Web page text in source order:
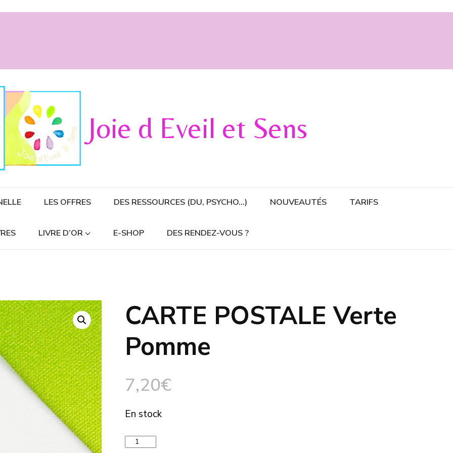
Joie d Eveil et Sens
LES OFFRES DES RESSOURCES (DU, PSYCHO…) NOUVEAUTÉS TARIFS
LIVRE D’OR E-SHOP DES RENDEZ-VOUS ?
🔍
CARTE POSTALE Verte
Pomme
7,20€
En stock
quantité